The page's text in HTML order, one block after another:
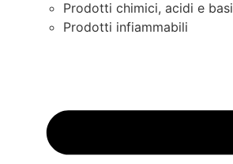
Prodotti chimici, acidi e basi
Prodotti infiammabili